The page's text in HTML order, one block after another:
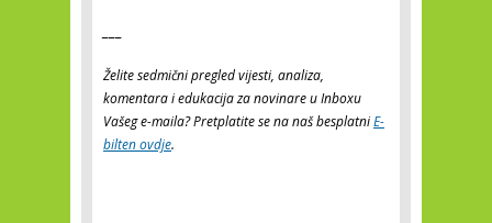
Želite sedmični pregled vijesti, analiza,
komentara i edukacija za novinare u Inboxu
Vašeg e-maila? Pretplatite se na naš besplatniE-
bilten ovdje.